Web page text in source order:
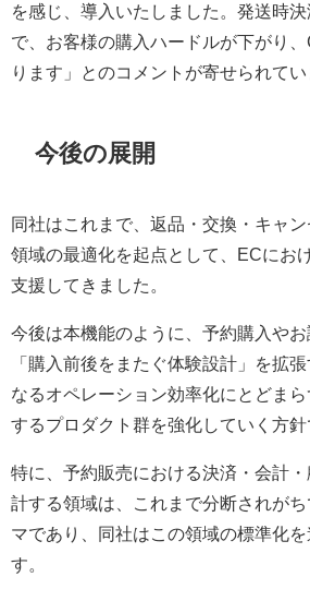
を感じ、導入いたしました。発送時
で、お客様の購入ハードルが下がり
ります」とのコメントが寄せられてい
今後の展開
同社はこれまで、返品・交換・キャ
領域の最適化を起点として、ECにお
支援してきました。
今後は本機能のように、予約購入や
「購入前後をまたぐ体験設計」を拡
なるオペレーション効率化にとどま
するプロダクト群を強化していく方針
特に、予約販売における決済・会計
計する領域は、これまで分断されが
マであり、同社はこの領域の標準化
す。